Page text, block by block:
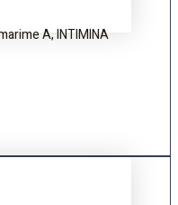
A, INTIMINA